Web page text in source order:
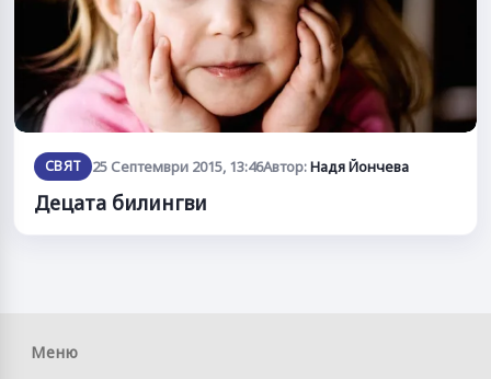
СВЯТ 25 Септември 2015, 13:46Автор:Надя Йончева
Децата билингви
Меню